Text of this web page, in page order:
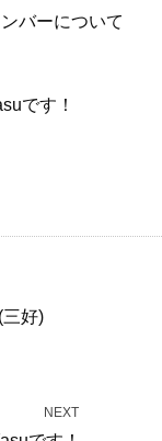
バーについて
です！
好)
NEXT